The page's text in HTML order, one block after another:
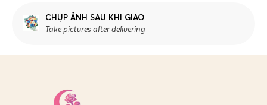
CHỤP ẢNH SAU KHI GIAO
Take pictures after delivering